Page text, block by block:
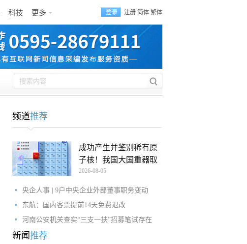
科技 更多 登录 注册 简体 繁体
频道推荐
成功产生并鉴别稀有原
子核！我国大国重器取
2026-08-05
央企人事 | 9户中央企业外部董事职务变动
东航：国内客票提前14天免费退改
河南公安机关查实“三支一扶”招募笔试存在
新闻 推荐